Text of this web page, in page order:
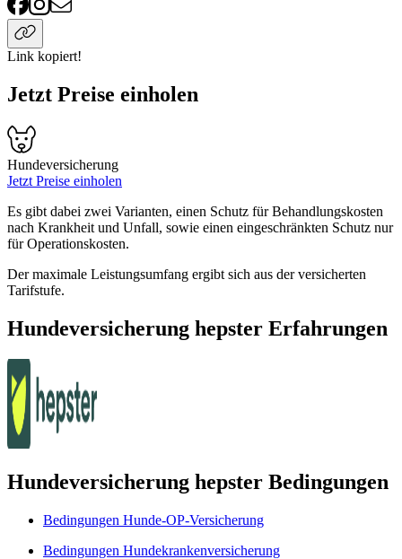
Link kopiert!
Jetzt Preise einholen
Hundeversicherung
Jetzt Preise einholen
Es gibt dabei zwei Varianten, einen Schutz für Behandlungskosten
nach Krankheit und Unfall, sowie einen eingeschränkten Schutz nur
für Operationskosten.
Der maximale Leistungsumfang ergibt sich aus der versicherten
Tarifstufe.
Hundeversicherung hepster Erfahrungen
Hundeversicherung hepster Bedingungen
Bedingungen Hunde-OP-Versicherung
Bedingungen Hundekrankenversicherung